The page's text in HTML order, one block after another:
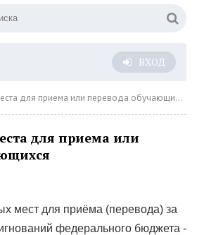
ВХОД
для приема или перевода обучающихся
для приема или
мест для приёма (перевода) за
федерального бюджета -